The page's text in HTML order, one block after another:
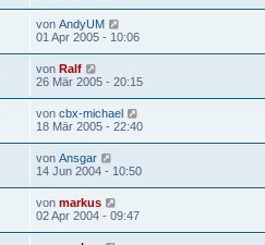
von AndyUM
01 Apr 2005 - 10:06
von Ralf
26 Mär 2005 - 20:15
von cbx-michael
18 Mär 2005 - 22:40
von Ansgar
14 Jun 2004 - 10:50
von markus
02 Apr 2004 - 09:47